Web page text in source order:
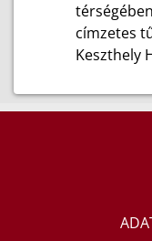
címzetes
Keszthely